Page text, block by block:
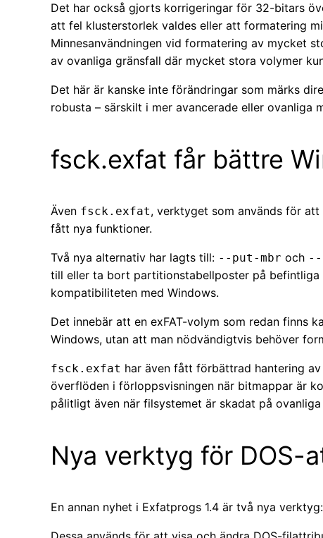
Det har också gjorts korrigeringar för 32-bitars
att fel klusterstorlek valdes eller att formatering
Minnesanvändningen vid formatering av mycket
av ovanliga gränsfall där mycket stora volymer
Det här är kanske inte förändringar som märks
robusta – särskilt i mer avancerade eller ovanliga
fsck.exfat får bättre
Även fsck.exfat, verktyget som används för
fått nya funktioner.
Två nya alternativ har lagts till: --put-mbr och --
till eller ta bort partitionstabellposter på
kompatibiliteten med Windows.
Det innebär att en exFAT-volym som redan finns
Windows, utan att man nödvändigtvis behöver
fsck.exfat har även fått förbättrad hantering
överflöden i förloppsvisningen när bitmappar är
pålitligt även när filsystemet är skadat på
Nya verktyg för DOS-
En annan nyhet i Exfatprogs 1.4 är två nya verktyg: